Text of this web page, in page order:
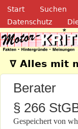
Navigation
Start Suchen
Datenschutz
∇ Alles mit
Berater
§ 266
Gespeichert von wh